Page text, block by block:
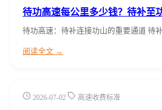
待功高速每公里多少钱？待补至
待功高速：待补连接功山的重要通道 待
阅读全文 →
2026-07-02 高速收费标准